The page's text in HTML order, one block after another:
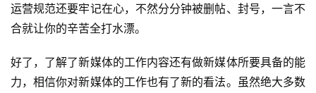
运营规范还要牢记在心，不然分分钟被删帖、封号，一言不
合就让你的辛苦全打水漂。
好了，了解了新媒体的工作内容还有做新媒体所要具备的能
力，相信你对新媒体的工作也有了新的看法。虽然绝大多数